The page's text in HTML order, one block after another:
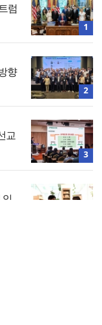
럼
1
향
2
교
3